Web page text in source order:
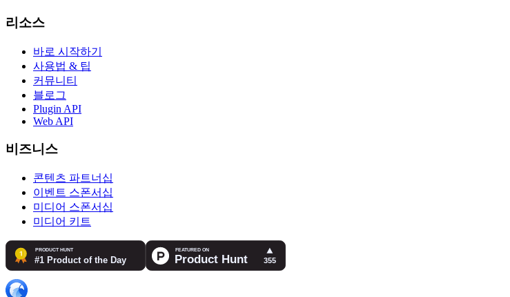
리소스
바로 시작하기
사용법 & 팁
커뮤니티
블로그
Plugin API
Web API
비즈니스
콘텐츠 파트너십
이벤트 스폰서십
미디어 스폰서십
미디어 키트